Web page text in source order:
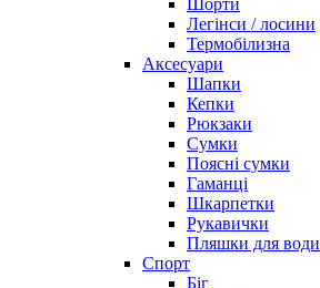
Легінси / лосини
Термобілизна
Аксесуари
Шапки
Кепки
Рюкзаки
Сумки
Поясні сумки
Гаманці
Шкарпетки
Рукавички
Пляшки для води
Спорт
Біг